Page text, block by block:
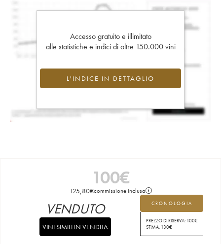
Accesso gratuito e illimitato
alle statistiche e indici di oltre 150.000 vini
L'INDICE IN DETTAGLIO
100€
125,80€commissione inclusa
CRONOLOGIA
PREZZO DI RISERVA: 100€
STIMA: 130€
VENDUTO
VINI SIMILI IN VENDITA